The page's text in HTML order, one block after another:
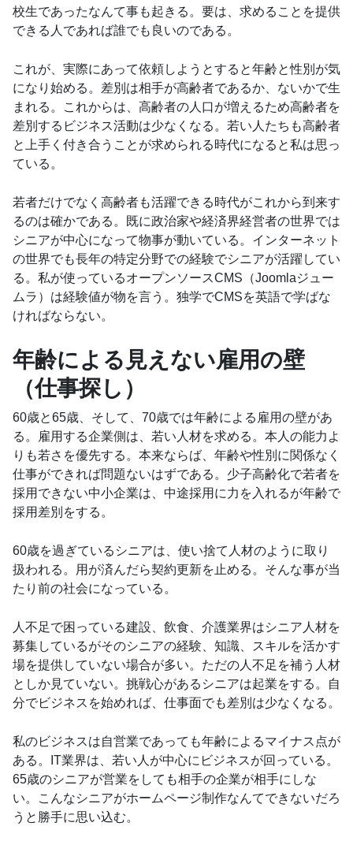
校生であったなんて事も起きる。要は、求めることを提供
できる人であれば誰でも良いのである。
これが、実際にあって依頼しようとすると年齢と性別が気
になり始める。差別は相手が高齢者であるか、ないかで生
まれる。これからは、高齢者の人口が増えるため高齢者を
差別するビジネス活動は少なくなる。若い人たちも高齢者
と上手く付き合うことが求められる時代になると私は思っ
ている。
若者だけでなく高齢者も活躍できる時代がこれから到来す
るのは確かである。既に政治家や経済界経営者の世界では
シニアが中心になって物事が動いている。インターネット
の世界でも長年の特定分野での経験でシニアが活躍してい
る。私が使っているオープンソースCMS（Joomlaジュー
ムラ）は経験値が物を言う。独学でCMSを英語で学ばな
ければならない。
年齢による見えない雇用の壁
（仕事探し）
60歳と65歳、そして、70歳では年齢による雇用の壁があ
る。雇用する企業側は、若い人材を求める。本人の能力よ
りも若さを優先する。本来ならば、年齢や性別に関係なく
仕事ができれば問題ないはずである。少子高齢化で若者を
採用できない中小企業は、中途採用に力を入れるが年齢で
採用差別をする。
60歳を過ぎているシニアは、使い捨て人材のように取り
扱われる。用が済んだら契約更新を止める。そんな事が当
たり前の社会になっている。
人不足で困っている建設、飲食、介護業界はシニア人材を
募集しているがそのシニアの経験、知識、スキルを活かす
場を提供していない場合が多い。ただの人不足を補う人材
としか見ていない。挑戦心があるシニアは起業をする。自
分でビジネスを始めれば、仕事面でも差別は少なくなる。
私のビジネスは自営業であっても年齢によるマイナス点が
ある。IT業界は、若い人が中心にビジネスが回っている。
65歳のシニアが営業をしても相手の企業が相手にしな
い。こんなシニアがホームページ制作なんてできないだろ
うと勝手に思い込む。